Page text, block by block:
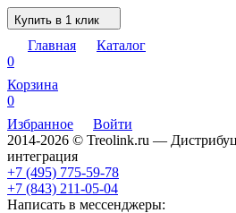
Купить в 1 клик
Главная
Каталог
0
Корзина
0
Избранное
Войти
2014-2026 © Treolink.ru —
интеграция
+7 (495) 775-59-78
+7 (843) 211-05-04
Написать в мессенджеры: